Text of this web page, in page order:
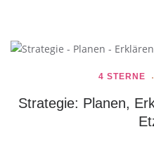
4 STERNE
Strategie: Planen,